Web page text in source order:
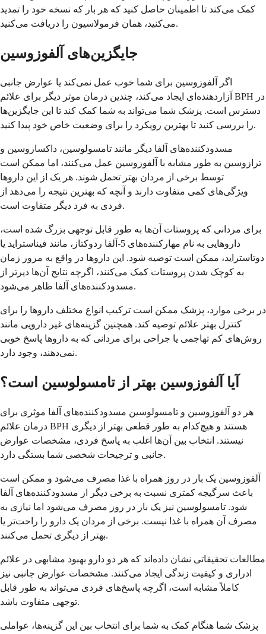
کمک می‌کند تا اطمینان حاصل کنید که هر بار که نسخه خود را تمدید
می‌کنید، همان فرمولاسیون را دریافت می‌کنید.
جایگزین‌های آلفوزوسین
اگر آلفوزوسین برای شما خوب عمل نمی‌کند یا عوارض جانبی
آزاردهنده‌ای ایجاد می‌کند، چندین درمان موثر دیگر برای علائم BPH در
دسترس است. پزشک شما می‌تواند به شما کمک کند تا این جایگزین‌ها
را بررسی کنید تا بهترین رویکرد را برای وضعیت خاص خود پیدا کنید.
مسدودکننده‌های آلفا دیگر مانند تامسولوسین، داکسازوسین و
ترازوسین به طور مشابه با آلفوزوسین عمل می‌کنند، اما ممکن است
توسط برخی از مردان بهتر تحمل شوند. هر یک از این داروها
ویژگی‌های کمی متفاوت دارند و آنچه که بهترین نتیجه را می‌دهد از
فردی به فرد دیگر متفاوت است.
برای مردانی که پروستات آن‌ها به طور قابل توجهی بزرگ شده است،
داروهایی به نام مهارکننده‌های 5-آلفا ردوکتاز، مانند فیناستراید یا
دوتاستراید، ممکن است توصیه شود. این داروها در واقع به مرور زمان
به کوچک شدن پروستات کمک می‌کنند، اگرچه نتایج آن‌ها دیرتر از
مسدودکننده‌های آلفا ظاهر می‌شود.
در برخی موارد، پزشک ممکن است ترکیب انواع مختلف داروها را برای
کنترل بهتر علائم توصیه کند. همچنین گزینه‌های غیر دارویی مانند
روش‌های کم تهاجمی یا جراحی برای مردانی که به داروها پاسخ خوبی
نمی‌دهند، وجود دارد.
آیا آلفوزوسین بهتر از تامسولوسین است؟
هر دو آلفوزوسین و تامسولوسین مسدودکننده‌های آلفا موثری برای
درمان علائم BPH هستند و هیچ‌کدام به طور قطعی بهتر از دیگری
نیستند. انتخاب بین آن‌ها اغلب به پاسخ فردی، مشخصات عوارض
جانبی و ترجیحات شخصی شما بستگی دارد.
آلفوزوسین یک بار در روز همراه با غذا مصرف می‌شود و ممکن است
باعث سرگیجه کمتری نسبت به برخی دیگر از مسدودکننده‌های آلفا
شود. تامسولوسین نیز یک بار در روز مصرف می‌شود اما نیازی به
مصرف آن همراه با غذا نیست. برخی از مردان یک دارو را راحت‌تر یا
بهتر از دیگری تحمل می‌کنند.
مطالعات تحقیقاتی نشان داده‌اند که هر دو دارو بهبود مشابهی در علائم
ادراری و کیفیت زندگی ایجاد می‌کنند. مشخصات عوارض جانبی نیز
کاملاً مشابه است، اگرچه پاسخ‌های فردی می‌تواند به طور قابل
توجهی متفاوت باشد.
پزشک شما هنگام کمک به شما برای انتخاب بین این گزینه‌ها، عواملی